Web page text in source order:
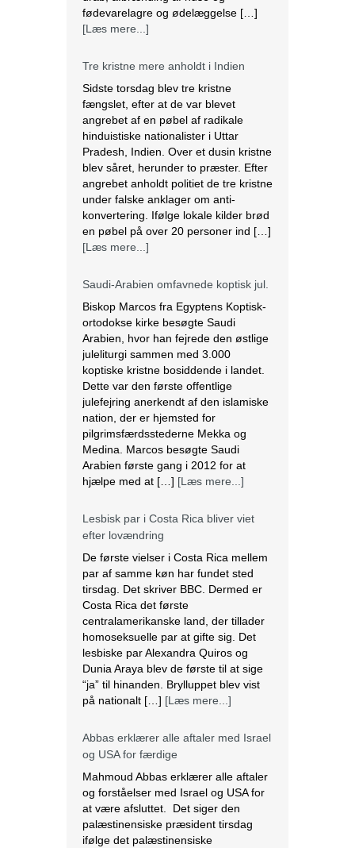
fødevarelagre og ødelæggelse […]
[Læs mere...]
Tre kristne mere anholdt i Indien
Sidste torsdag blev tre kristne
fængslet, efter at de var blevet
angrebet af en pøbel af radikale
hinduistiske nationalister i Uttar
Pradesh, Indien. Over et dusin kristne
blev såret, herunder to præster. Efter
angrebet anholdt politiet de tre kristne
under falske anklager om anti-
konvertering. Ifølge lokale kilder brød
en pøbel på over 20 personer ind […]
[Læs mere...]
Saudi-Arabien omfavnede koptisk jul.
Biskop Marcos fra Egyptens Koptisk-
ortodokse kirke besøgte Saudi
Arabien, hvor han fejrede den østlige
juleliturgi sammen med 3.000
koptiske kristne bosiddende i landet.
Dette var den første offentlige
julefejring anerkendt af den islamiske
nation, der er hjemsted for
pilgrimsfærdsstederne Mekka og
Medina. Marcos besøgte Saudi
Arabien første gang i 2012 for at
hjælpe med at […] [Læs mere...]
Lesbisk par i Costa Rica bliver viet
efter lovændring
De første vielser i Costa Rica mellem
par af samme køn har fundet sted
tirsdag. Det skriver BBC. Dermed er
Costa Rica det første
centralamerikanske land, der tillader
homoseksuelle par at gifte sig. Det
lesbiske par Alexandra Quiros og
Dunia Araya blev de første til at sige
“ja” til hinanden. Brylluppet blev vist
på nationalt […] [Læs mere...]
Abbas erklærer alle aftaler med Israel
og USA for færdige
Mahmoud Abbas erklærer alle aftaler
og forståelser med Israel og USA for
at være afsluttet. Det siger den
palæstinensiske præsident tirsdag
ifølge det palæstinensiske